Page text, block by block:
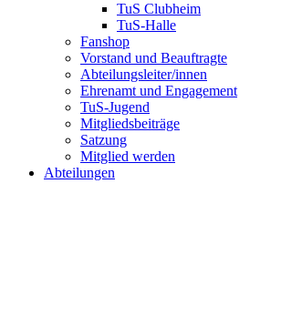
TuS Clubheim
TuS-Halle
Fanshop
Vorstand und Beauftragte
Abteilungsleiter/innen
Ehrenamt und Engagement
TuS-Jugend
Mitgliedsbeiträge
Satzung
Mitglied werden
Abteilungen